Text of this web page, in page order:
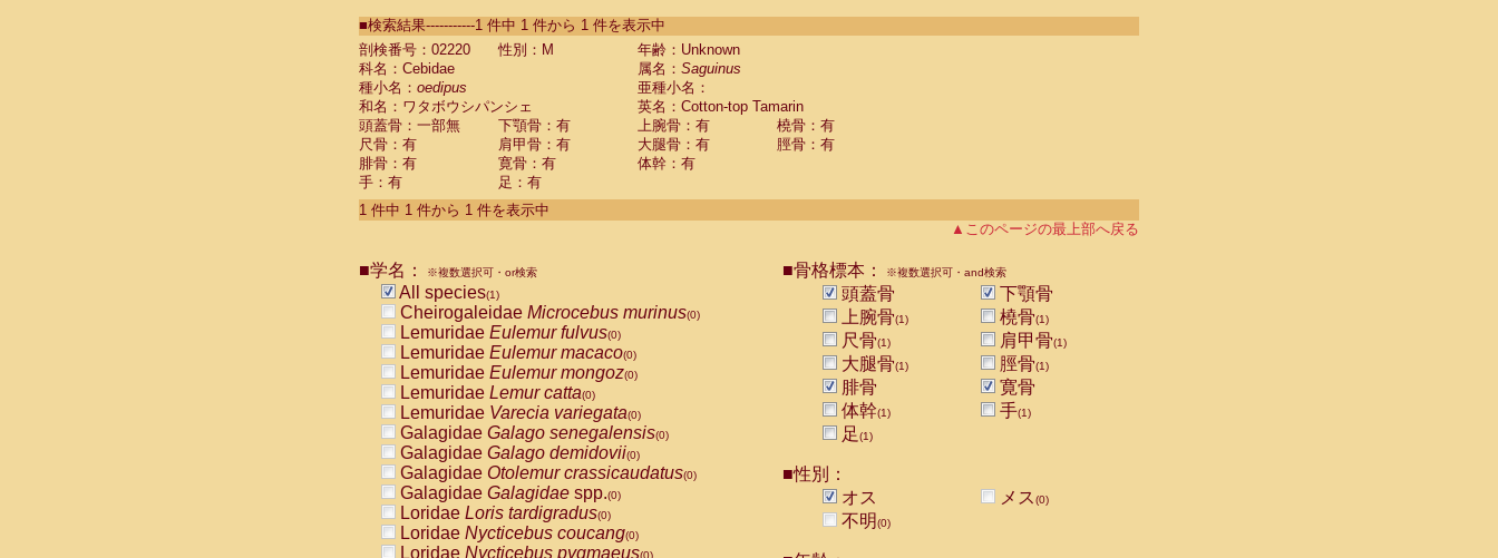
CebidaeSaguinus labiatus(0)
Cebidae Saguinus leucopus (0)
Cebidae
Cebidae
CebidaeSaguinus nigricollis (0)
Cebidae Saguinus oedipus
Cebidae Saguinus weddelli
Cebidae Saguinusspp.
Cebidae Aotus trivirgatus
Cebidae Cebus albifrons
CebidaeCebus nigrivittatus
CebidaeCebus
CebidaeSaimiri boliviensis(0)
CebidaeSaimiri sciureus(0)
AtelidaeAlouatta caraya(0)
AtelidaeAlouatta fusca(0)
AtelidaeAlouatta seniculus
AtelidaeAlouattaspp.(0)
AtelidaeAteles belzebuth(0)
AtelidaeAteles geoffroyi(0)
AtelidaeAteles paniscus(0)
AtelidaeAtelesspp.(0)
Atelidae Lagothrix lagothricha
AtelidaeLagothrix lagothricha cana
PitheciidaeCacajao calvus rubicundus
■検索結果-----------1 件中 1 件から 1 件を表示中
剖検番号：02220
性別：M
年齢：Unknown
科名：Cebidae
属名： Saguinus
種小名： oedipus
亜種小名：
和名：ワタボウシパンシェ
英名：Cotton-top Tamarin
頭蓋骨：一部無
下顎骨：有 上腕骨：有
橈骨：有
尺骨：有
肩甲骨：有 大腿骨：有
脛骨：有
腓骨：有
寛骨：有
体幹：有
手：有
足：有
1 件中 1 件から 1 件を表示中
▲このページの最上部へ戻る
■学名： ※複数選択可・or検索
All species(1)
Cheirogaleidae Microcebus murinus(0)
Lemuridae Eulemur fulvus(0)
Lemuridae Eulemur macaco(0)
Lemuridae Eulemur mongoz(0)
Lemuridae Lemur catta(0)
Lemuridae Varecia variegata(0)
Galagidae Galago senegalensis(0)
Galagidae Galago demidovii(0)
Galagidae Otolemur crassicaudatus(0)
Galagidae Galagidae spp.(0)
Loridae Loris tardigradus(0)
Loridae Nycticebus coucang(0)
Loridae Nycticebus pygmaeus(0)
■骨格標本： ※複数選択可・and検索
頭蓋骨
下顎骨
上腕骨(1) 橈骨(1)
尺骨(1) 肩甲骨(1)
大腿骨(1) 脛骨(1)
腓骨
寛骨
体幹(1) 手(1)
足(1)
■性別：
オス
メス(0)
不明(0)